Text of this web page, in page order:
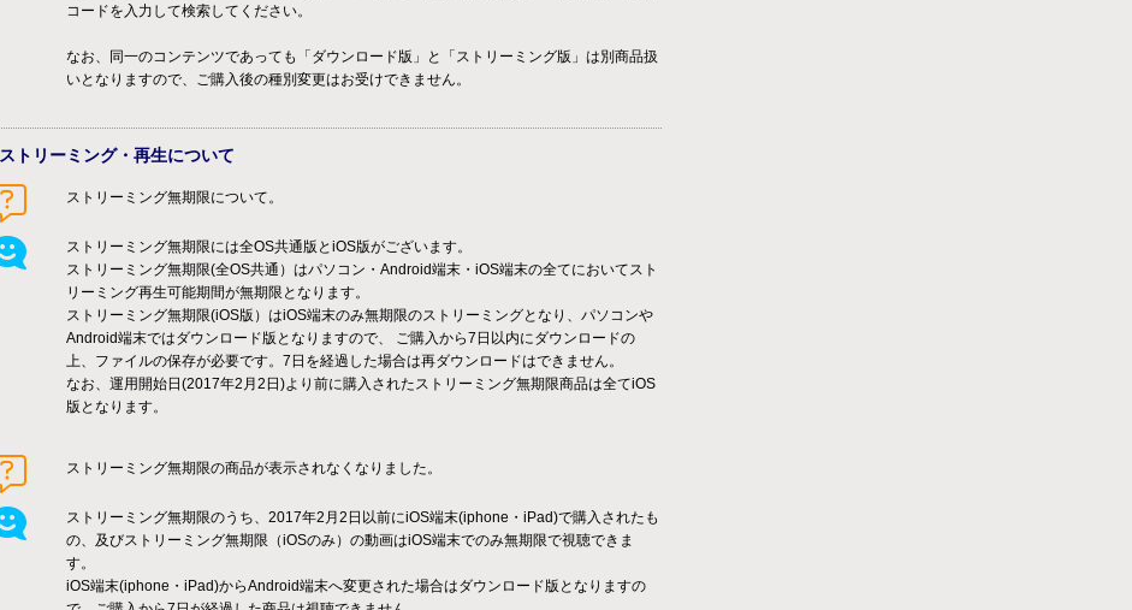
コードを入力して検索してください。
なお、同一のコンテンツであっても「ダウンロード版」と「ストリーミング版」は別商品扱
いとなりますので、ご購入後の種別変更はお受けできません。
ストリーミング・再生について
ストリーミング無期限について。
ストリーミング無期限には全OS共通版とiOS版がございます。
ストリーミング無期限(全OS共通）はパソコン・Android端末・iOS端末の全てにおいてスト
リーミング再生可能期間が無期限となります。
ストリーミング無期限(iOS版）はiOS端末のみ無期限のストリーミングとなり、パソコンや
Android端末ではダウンロード版となりますので、 ご購入から7日以内にダウンロードの
上、ファイルの保存が必要です。7日を経過した場合は再ダウンロードはできません。
なお、運用開始日(2017年2月2日)より前に購入されたストリーミング無期限商品は全てiOS
版となります。
ストリーミング無期限の商品が表示されなくなりました。
ストリーミング無期限のうち、2017年2月2日以前にiOS端末(iphone・iPad)で購入されたも
の、及びストリーミング無期限（iOSのみ）の動画はiOS端末でのみ無期限で視聴できま
す。
iOS端末(iphone・iPad)からAndroid端末へ変更された場合はダウンロード版となりますの